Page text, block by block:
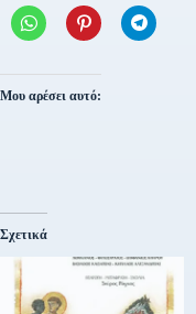
Μου αρέσει αυτό:
Σχετικά